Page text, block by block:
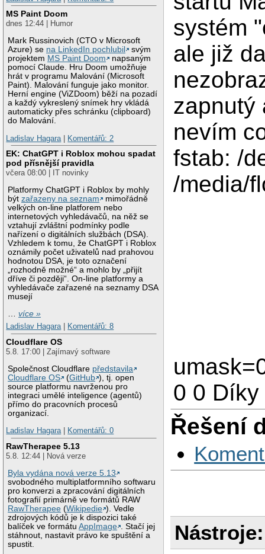
MS Paint Doom
dnes 12:44 | Humor
Mark Russinovich (CTO v Microsoft
Azure) se na LinkedIn pochlubil
svým
projektem MS Paint Doom
napsaným
pomocí Claude. Hru Doom umožňuje
hrát v programu Malování (Microsoft
Paint). Malování funguje jako monitor.
Herní engine (ViZDoom) běží na pozadí
a každý vykreslený snímek hry vkládá
automaticky přes schránku (clipboard)
do Malování.
Ladislav Hagara
Komentářů: 2
EK: ChatGPT i Roblox mohou spadat
pod přísnější pravidla
včera 08:00 | IT novinky
Platformy ChatGPT i Roblox by mohly
býtzařazeny na seznam
mimořádně
velkých on-line platforem nebo
internetových vyhledávačů, na něž se
vztahují zvláštní podmínky podle
nařízení o digitálních službách (DSA).
Vzhledem k tomu, že ChatGPT i Roblox
oznámily počet uživatelů nad prahovou
hodnotou DSA, je toto označení
„rozhodně možné“ a mohlo by „přijít
dříve či později“. On-line platformy a
vyhledávače zařazené na seznamy DSA
musejí
…více »
Ladislav Hagara| Komentářů: 8
Cloudflare OS
5.8. 17:00 | Zajímavý software
Společnost Cloudflare představila
Cloudflare OS
(GitHub ), tj. open
source platformu navrženou pro
integraci umělé inteligence (agentů)
přímo do pracovních procesů
organizací.
Ladislav Hagara| Komentářů: 0
RawTherapee 5.13
5.8. 12:44 | Nová verze
Byla vydána nová verze 5.13
svobodného multiplatformního softwaru
pro konverzi a zpracování digitálních
fotografií primárně ve formátů RAW
RawTherapee (Wikipedie ). Vedle
zdrojových kódů je k dispozici také
balíček ve formátuAppImage
. Stačí jej
stáhnout, nastavit právo ke spuštění a
spustit.
systém
ale již
zapnutý
nevím
fstab: /
/media/
0 0 Díky
Řešení
Nástroje: